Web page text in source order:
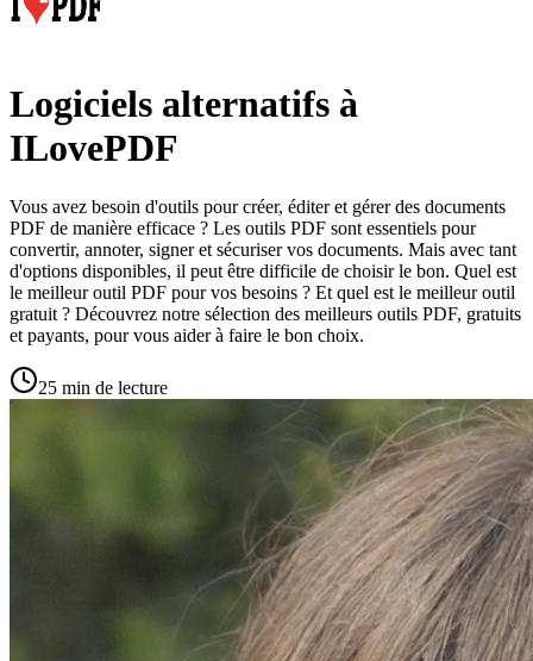
Logiciels alternatifs à
ILovePDF
Vous avez besoin d'outils pour créer, éditer et gérer des documents
PDF de manière efficace ? Les outils PDF sont essentiels pour
convertir, annoter, signer et sécuriser vos documents. Mais avec tant
d'options disponibles, il peut être difficile de choisir le bon. Quel est
le meilleur outil PDF pour vos besoins ? Et quel est le meilleur outil
gratuit ? Découvrez notre sélection des meilleurs outils PDF, gratuits
et payants, pour vous aider à faire le bon choix.
25 min de lecture